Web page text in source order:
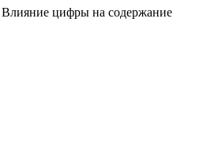
Влияние цифры на содержание